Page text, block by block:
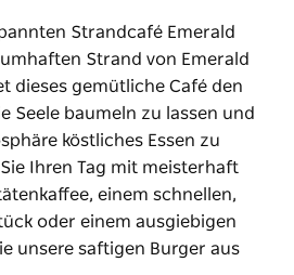
Strandcafé Emerald
Strand von Emerald
dieses gemütliche Café den
Seele baumeln zu lassen und
köstliches Essen zu
Ihren Tag mit meisterhaft
einem schnellen,
oder einem ausgiebigen
unsere saftigen Burger aus